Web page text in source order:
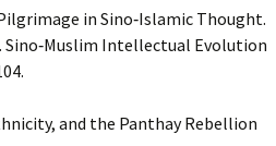
in Sino‑Islamic Thought.
Sino‑Muslim Intellectual Evolution
and the Panthay Rebellion